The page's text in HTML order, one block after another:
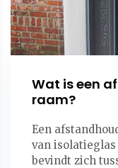
Wat is een
raam?
Een
van isolatieglas
bevindt zich